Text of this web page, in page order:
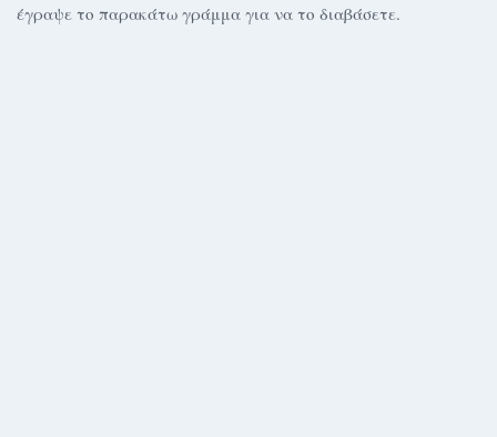
έγραψε το παρακάτω γράμμα για να το διαβάσετε.